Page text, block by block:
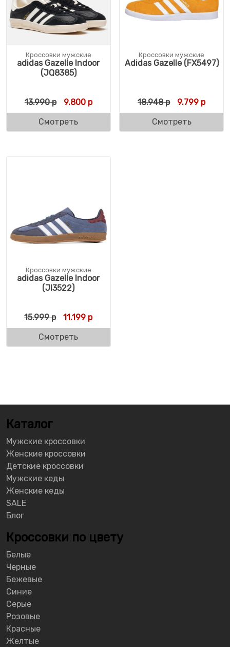
Кроссовки мужские
adidas Gazelle Indoor
(JQ8385)
13.990р Первоначальная цена составляла 13.990
9.800рТекущая цена: 9.800 р.
Смотреть
Кроссовки мужские
Adidas Gazelle (FX5497)
18.948р 9.799 р
Смотреть
Кроссовки мужские
adidas Gazelle Indoor
(JI3522)
15.999р Первоначальная цена составляла 15.999
11.199 рТекущая цена: 11.199 р.
Смотреть
Каталог
Мужские кроссовки
Женские кроссовки
Детские кроссовки
Мужские кеды
Женские кеды
SALE
Блог
Кроссовки по цвету
Белые
Черные
Бежевые
Синие
Серые
Розовые
Красные
Желтые